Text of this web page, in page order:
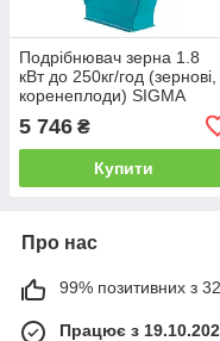
Подрібнювач зерна 1.8
кВт до 250кг/год (зернові,
коренеплоди) SIGMA
5 746 ₴
Купити
Про нас
99% позитивних з
Працює з